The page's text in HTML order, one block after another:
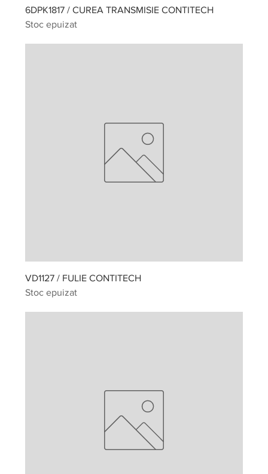
6DPK1817 / CUREA TRANSMISIE CONTITECH
Stoc epuizat
VD1127 / FULIE CONTITECH
Stoc epuizat